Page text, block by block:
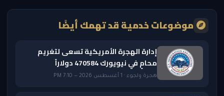
موضوعات خدمية قد تهمك أيضًا
إدارة الهجرة الأمريكية تسعى لتغريم
محامٍ في نيويورك 470584 دولاراً
هجرة ولجوء · 1 أغسطس 2026 — 7:10 PM